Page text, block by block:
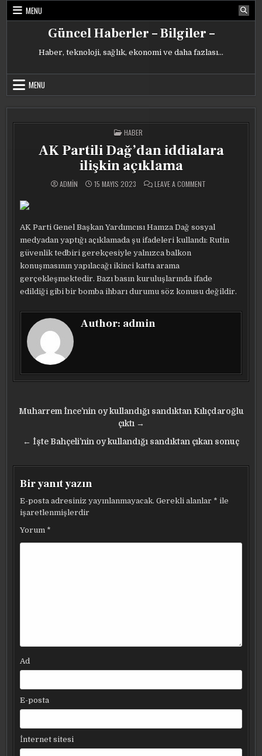
Skip
MENU
Güncel Haberler – Bilgiler –
Haber, teknoloji, sağlık, ekonomi ve daha fazlası…
MENU
POSTED
IN
HABER
AK Partili Dağ’dan iddialara
ilişkin açıklama
ADMIN 15 MAYIS 2023 LEAVE A COMMENTON
AÇIKLAMA
AK Parti Genel Başkan Yardımcısı Hamza Dağ sosyal
medyadan yaptığı açıklamada şu ifadeleri kullandı: Rutin
güvenlik tedbiri gerekçesiyle yalnızca balkon
konuşmasının yapılacağı ikinci katta arama
gerçekleşmektedir. Bazı basın kuruluşlarında ifade
edildiği gibi bir bomba ihbarı durumu söz konusu değildir.
Author: admin
Yazı
Muharrem İnce’nin oy kullandığı sandıktan Kılıçdaroğlu
çıktı →
← İşte Bahçeli’nin oy kullandığı sandıktan çıkan sonuç
Bir yanıt yazın
E-posta adresiniz yayınlanmayacak. Gerekli alanlar * ile
işaretlenmişlerdir
Yorum *
Ad
E-posta
İnternet sitesi